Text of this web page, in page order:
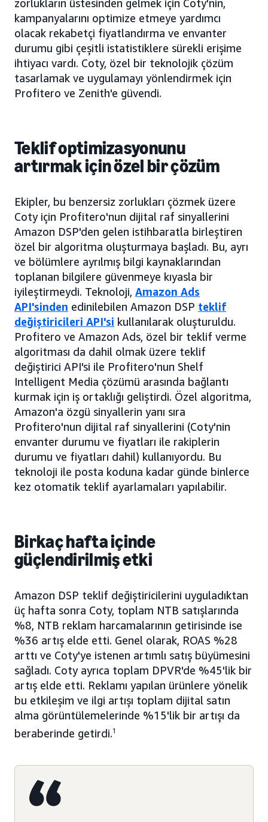
zorlukların üstesinden gelmek için Coty'nin,
kampanyalarını optimize etmeye yardımcı
olacak rekabetçi fiyatlandırma ve envanter
durumu gibi çeşitli istatistiklere sürekli erişime
ihtiyacı vardı. Coty, özel bir teknolojik çözüm
tasarlamak ve uygulamayı yönlendirmek için
Profitero ve Zenith'e güvendi.
Teklif optimizasyonunu
artırmak için özel bir çözüm
Ekipler, bu benzersiz zorlukları çözmek üzere
Coty için Profitero'nun dijital raf sinyallerini
Amazon DSP'den gelen istihbaratla birleştiren
özel bir algoritma oluşturmaya başladı. Bu, ayrı
ve bölümlere ayrılmış bilgi kaynaklarından
toplanan bilgilere güvenmeye kıyasla bir
iyileştirmeydi. Teknoloji, Amazon Ads
API'sinden edinilebilen Amazon DSP teklif
değiştiricileri API'si kullanılarak oluşturuldu.
Profitero ve Amazon Ads, özel bir teklif verme
algoritması da dahil olmak üzere teklif
değiştirici API'si ile Profitero'nun Shelf
Intelligent Media çözümü arasında bağlantı
kurmak için iş ortaklığı geliştirdi. Özel algoritma,
Amazon'a özgü sinyallerin yanı sıra
Profitero'nun dijital raf sinyallerini (Coty'nin
envanter durumu ve fiyatları ile rakiplerin
durumu ve fiyatları dahil) kullanıyordu. Bu
teknoloji ile posta koduna kadar günde binlerce
kez otomatik teklif ayarlamaları yapılabilir.
Birkaç hafta içinde
güçlendirilmiş etki
Amazon DSP teklif değiştiricilerini uyguladıktan
üç hafta sonra Coty, toplam NTB satışlarında
%8, NTB reklam harcamalarının getirisinde ise
%36 artış elde etti. Genel olarak, ROAS %28
arttı ve Coty'ye istenen artımlı satış büyümesini
sağladı. Coty ayrıca toplam DPVR'de %45'lik bir
artış elde etti. Reklamı yapılan ürünlere yönelik
bu etkileşim ve ilgi artışı toplam dijital satın
alma görüntülemelerinde %15'lik bir artışı da
beraberinde getirdi.1